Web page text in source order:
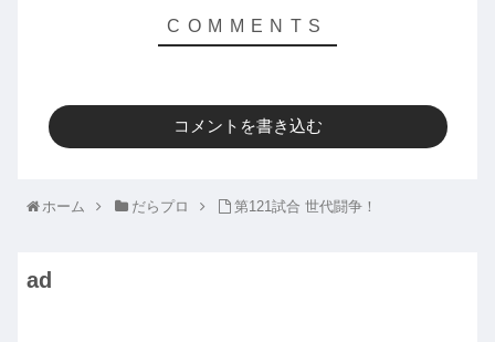
コメントを書き込む
ホーム だらプロ 第121試合 世代闘争！
ad